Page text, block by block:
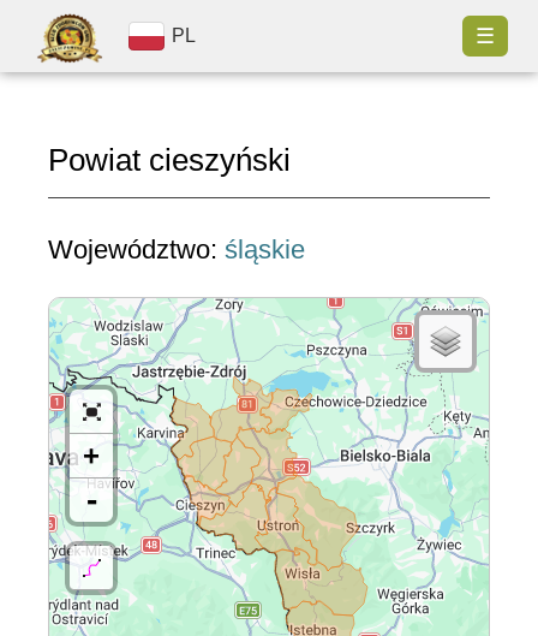
PL ☰
Powiat cieszyński
Województwo: śląskie
+
-